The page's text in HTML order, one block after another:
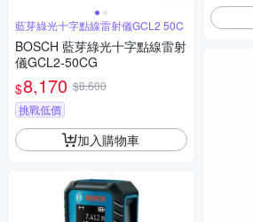
藍芽綠光十字點線雷射儀GCL2 50C
BOSCH 藍芽綠光十字點線雷射
儀GCL2-50CG
$8,170 $8,600
挑戰低價
加入購物車